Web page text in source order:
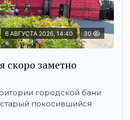
6 АВГУСТА 2026, 14:40 30
скоро заметно
городской бани
покосившийся